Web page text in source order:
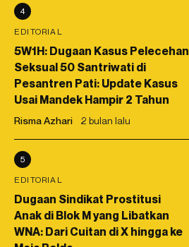
4
EDITORIAL
5W1H: Dugaan Kasus Pelecehan
Seksual 50 Santriwati di
Pesantren Pati: Update Kasus
Usai Mandek Hampir 2 Tahun
Risma Azhari 2 bulan lalu
5
EDITORIAL
Dugaan Sindikat Prostitusi
Anak di Blok M yang Libatkan
WNA: Dari Cuitan di X hingga ke